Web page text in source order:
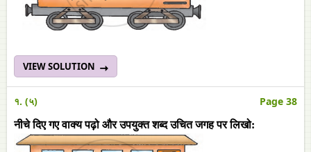
VIEW SOLUTION
१. (५) Page 38
नीचे दिए गए वाक्य पढ़ो और उपयुक्त शब्द उचित जगह पर लिखो: